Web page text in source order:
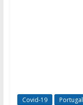
Covid-19 Portugal